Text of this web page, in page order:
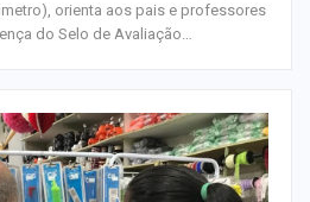
orienta aos pais e professores
do Selo de Avaliação…